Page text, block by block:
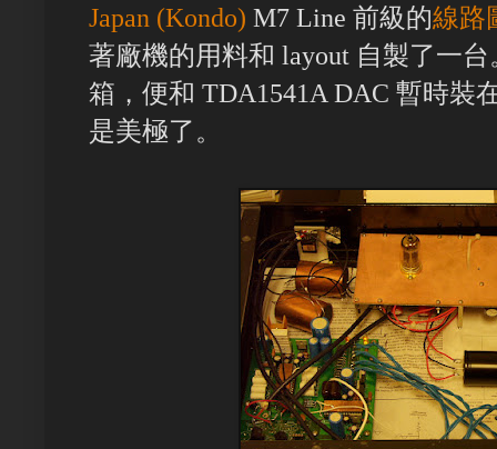
Japan (Kondo) M7 Line 前級的線路
著廠機的用料和 layout 自製了一
箱，便和 TDA1541A DAC 暫時裝
是美極了。